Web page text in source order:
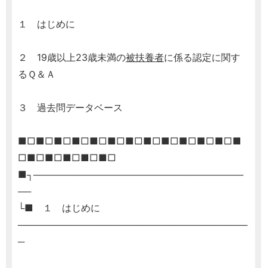
１ はじめに
２ 19歳以上23歳未満の被扶養者に係る認定に関す
るＱ＆Ａ
３ 過去問データベース
■□■□■□■□■□■□■□■□■□■□■□■□■
□■□■□■□■□■□
■┐────────────────────────────────
──
└■ １ はじめに
───────────────────────────────────
─